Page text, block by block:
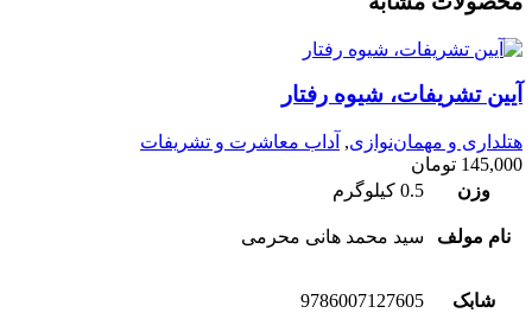
آیین تشریفات، شیوه رفتار
هتلداری و مهمان‌نوازی, آداب معاشرت و تشریفات
145,000 تومان
وزن
0.5 کیلوگرم
نام مولف سید محمد هانی محرمی
شابک 9786007127605